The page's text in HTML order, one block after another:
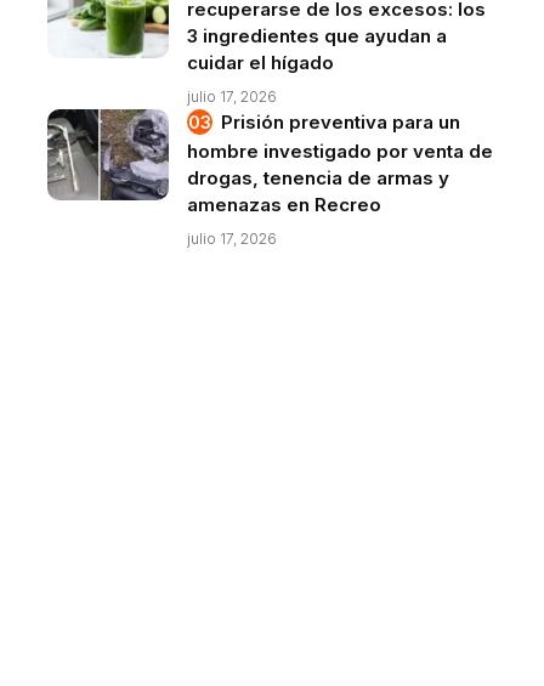
recuperarse de los excesos: los
3 ingredientes que ayudan a
cuidar el hígado
julio 17, 2026
Prisión preventiva para un
hombre investigado por venta de
drogas, tenencia de armas y
amenazas en Recreo
julio 17, 2026